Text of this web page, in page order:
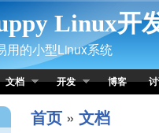
Linux开
用的小型Linux系统
文档 开发 博客
首页» 文档